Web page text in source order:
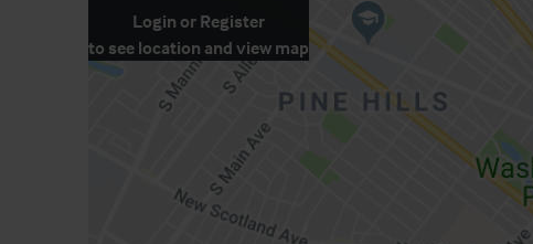
Login or Register
to see location and view map